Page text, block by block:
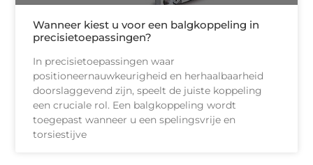
Wanneer kiest u voor een balgkoppeling in
precisietoepassingen?
In precisietoepassingen waar
positioneernauwkeurigheid en herhaalbaarheid
doorslaggevend zijn, speelt de juiste koppeling
een cruciale rol. Een balgkoppeling wordt
toegepast wanneer u een spelingsvrije en
torsiestijve